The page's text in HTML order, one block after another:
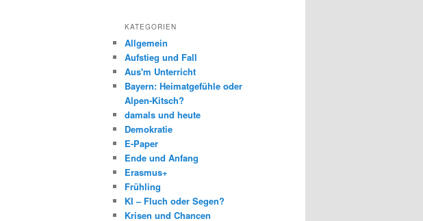
KATEGORIEN
Allgemein
Aufstieg und Fall
Aus'm Unterricht
Bayern: Heimatgefühle oder
Alpen-Kitsch?
damals und heute
Demokratie
E-Paper
Ende und Anfang
Erasmus+
Frühling
KI – Fluch oder Segen?
Krisen und Chancen